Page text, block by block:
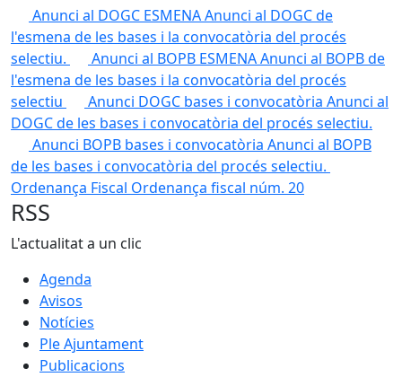
Anunci al DOGC ESMENAAnunci al DOGC de
l'esmena de les bases i la convocatòria del procés
selectiu.
Anunci al BOPB ESMENAAnunci al BOPB de
l'esmena de les bases i la convocatòria del procés
selectiu
Anunci DOGC bases i convocatòria Anunci al
DOGC de les bases i convocatòria del procés selectiu.
Anunci BOPB bases i convocatòria Anunci al BOPB
de les bases i convocatòria del procés selectiu.
Ordenança Fiscal Ordenança fiscal núm. 20
RSS
L'actualitat a un clic
Agenda
Avisos
Notícies
Ple Ajuntament
Publicacions